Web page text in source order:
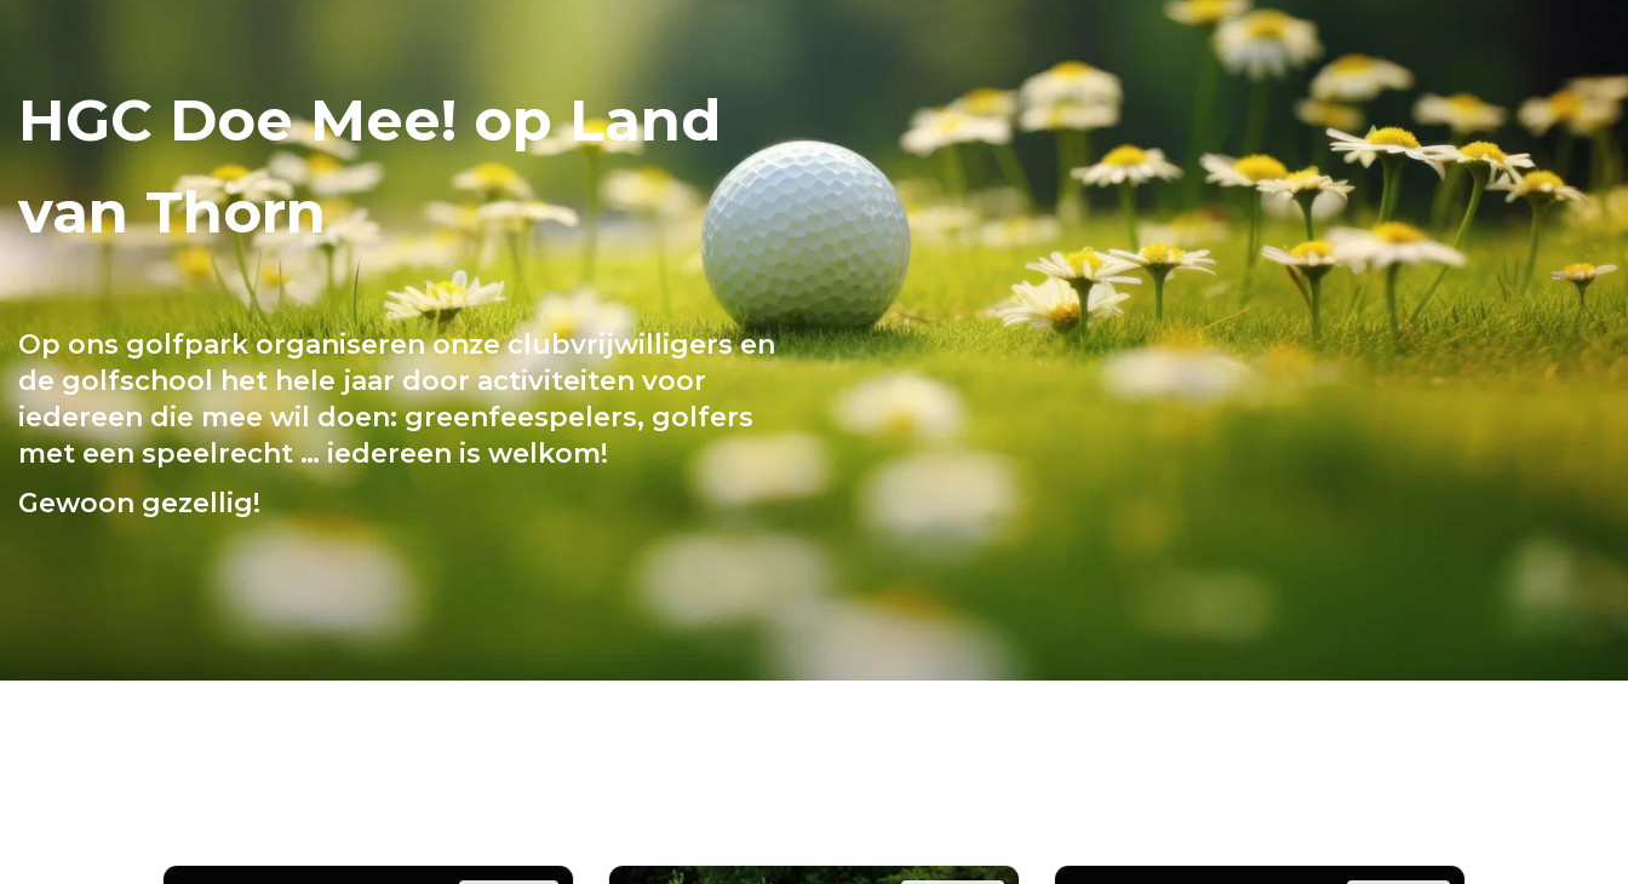
HGC Doe Mee! op Land
van Thorn
Op ons golfpark organiseren onze clubvrijwilligers en
de golfschool het hele jaar door activiteiten voor
iedereen die mee wil doen: greenfeespelers, golfers
met een speelrecht … iedereen is welkom!
Gewoon gezellig!